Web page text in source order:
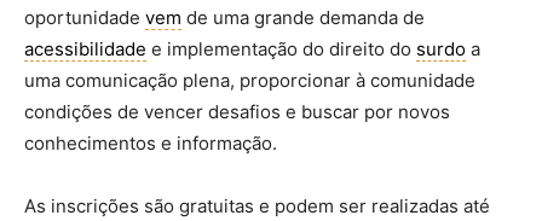
oportunidade vem de uma grande demanda de
acessibilidade e implementação do direito do surdo a
uma comunicação plena, proporcionar à comunidade
condições de vencer desafios e buscar por novos
conhecimentos e informação.
As inscrições são gratuitas e podem ser realizadas até